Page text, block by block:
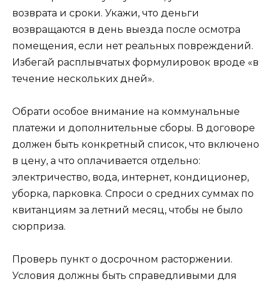
возврата и сроки. Укажи, что деньги
возвращаются в день выезда после осмотра
помещения, если нет реальных повреждений.
Избегай расплывчатых формулировок вроде «в
течение нескольких дней».
Обрати особое внимание на коммунальные
платежи и дополнительные сборы. В договоре
должен быть конкретный список, что включено
в цену, а что оплачивается отдельно:
электричество, вода, интернет, кондиционер,
уборка, парковка. Спроси о средних суммах по
квитанциям за летний месяц, чтобы не было
сюрприза.
Проверь пункт о досрочном расторжении.
Условия должны быть справедливыми для